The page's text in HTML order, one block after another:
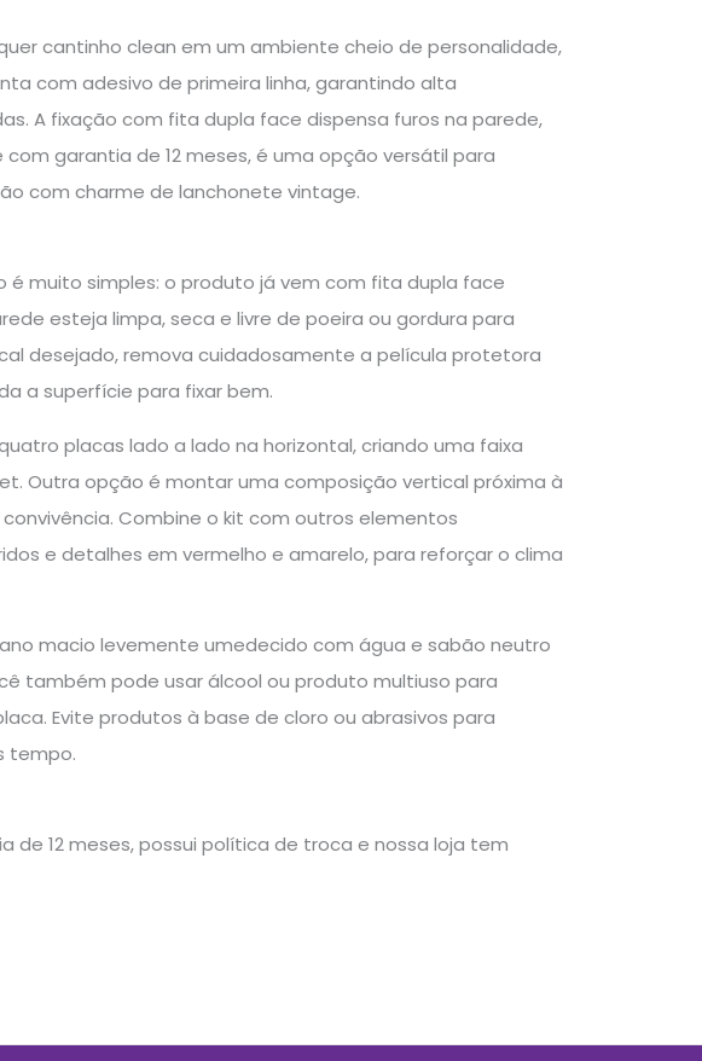
cantinho clean em um ambiente cheio de personalidade,
com adesivo de primeira linha, garantindo alta
A fixação com fita dupla face dispensa furos na parede,
garantia de 12 meses, é uma opção versátil para
com charme de lanchonete vintage.
é muito simples: o produto já vem com fita dupla face
esteja limpa, seca e livre de poeira ou gordura para
desejado, remova cuidadosamente a película protetora
a superfície para fixar bem.
placas lado a lado na horizontal, criando uma faixa
Outra opção é montar uma composição vertical próxima à
Combine o kit com outros elementos
e detalhes em vermelho e amarelo, para reforçar o clima
macio levemente umedecido com água e sabão neutro
também pode usar álcool ou produto multiuso para
Evite produtos à base de cloro ou abrasivos para
tempo.
de 12 meses, possui política de troca e nossa loja tem